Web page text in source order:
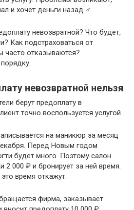
и хочет деньги назад ‍♂️
невозвратной? Что будет,
Как подстраховаться от
часто отказываются?
невозвратной нельзя
берут предоплату в
точно воспользуется услугой.
на маникюр за месяц
Перед Новым годом
будет много. Поэтому салон
2 000 ₽ и бронирует за ней время.
время откажут.
фирма, заказывает